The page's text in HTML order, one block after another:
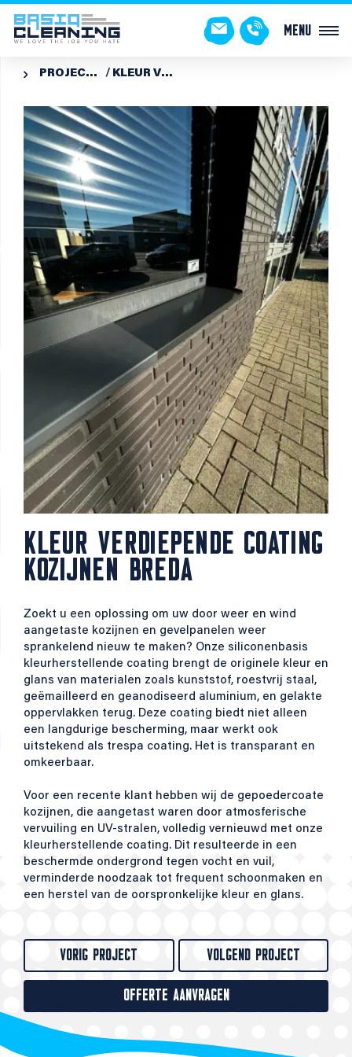
Menu
 PROJECTEN KLEUR VERDIEPENDE COATING KOZIJNEN BREDA
KLEUR VERDIEPENDE COATING
KOZIJNEN BREDA
Zoekt u een oplossing om uw door weer en wind
aangetaste kozijnen en gevelpanelen weer
sprankelend nieuw te maken? Onze siliconenbasis
kleurherstellende coating brengt de originele kleur en
glans van materialen zoals kunststof, roestvrij staal,
geëmailleerd en geanodiseerd aluminium, en gelakte
oppervlakken terug. Deze coating biedt niet alleen
een langdurige bescherming, maar werkt ook
uitstekend als trespa coating. Het is transparant en
omkeerbaar.
Voor een recente klant hebben wij de gepoedercoate
kozijnen, die aangetast waren door atmosferische
vervuiling en UV-stralen, volledig vernieuwd met onze
kleurherstellende coating. Dit resulteerde in een
beschermde ondergrond tegen vocht en vuil,
verminderde noodzaak tot frequent schoonmaken en
een herstel van de oorspronkelijke kleur en glans.
VORIG PROJECT VOLGEND PROJECT
OFFERTE AANVRAGEN